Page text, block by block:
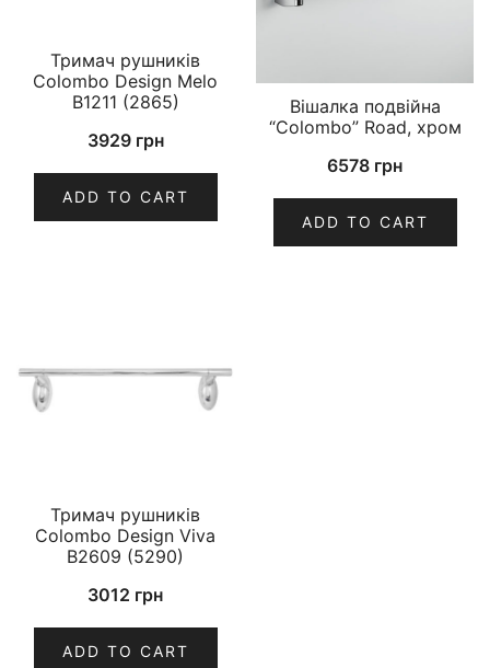
Тримач рушників
Colombo Design Melo
B1211 (2865)
3929 грн
ADD TO CART
Вішалка подвійна
“Colombo” Road, хром
6578 грн
ADD TO CART
Тримач рушників
Colombo Design Viva
B2609 (5290)
3012 грн
ADD TO CART